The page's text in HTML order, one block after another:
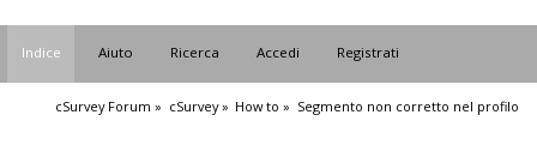
Indice Aiuto Ricerca Accedi Registrati
cSurvey Forum » cSurvey» How to » Segmento non corretto nel profilo